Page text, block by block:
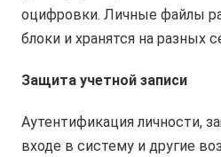
оцифровки. Личные файлы
блоки и хранятся на разных
Защита учетной записи
Аутентификация личности,
входе в систему и другие